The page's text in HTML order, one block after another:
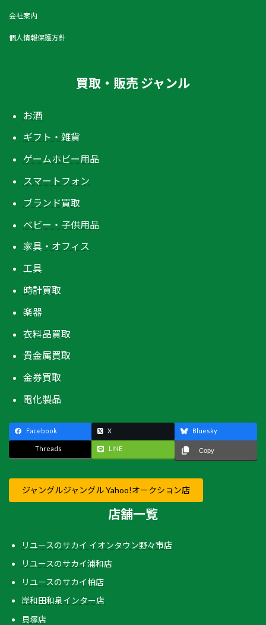
会社案内
個人情報保護方針
買取・販売 ジャンル
お酒
ギフト・雑貨
ゲームホビー用品
スマートフォン
ブランド買取
ベビー・子供用品
家具・オフィス
工具
時計買取
楽器
衣料品買取
貴金属買取
金券買取
電化製品
Facebook X Bluesky
Threads LINE Copy
ジャングルジャングル Yahoo!オークション店
店舗一覧
リユースのサカイ イオンタウン野々市店
リユースのサカイ浦和店
リユースのサカイ柏店
岸和田和泉インター店
貝塚店